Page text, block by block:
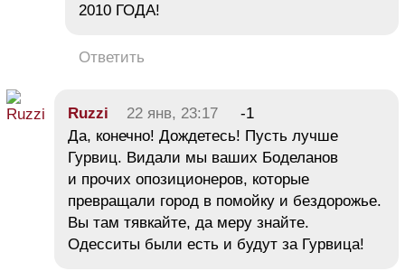
2010 ГОДА!
Ответить
Ruzzi 22 янв, 23:17
-1
Да, конечно! Дождетесь! Пусть лучше
Гурвиц. Видали мы ваших Боделанов
и прочих опозиционеров, которые
превращали город в помойку и бездорожье.
Вы там тявкайте, да меру знайте.
Одесситы были есть и будут за Гурвица!